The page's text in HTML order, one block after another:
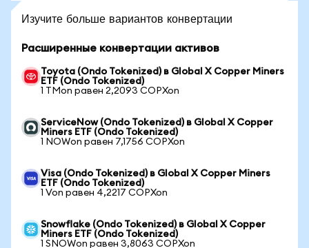
Изучите больше вариантов конвертации
Расширенные конвертации активов
Toyota (Ondo Tokenized) в Global X Copper Miners
ETF (Ondo Tokenized)
1 TMon равен 2,2093 COPXon
ServiceNow (Ondo Tokenized) в Global X Copper
Miners ETF (Ondo Tokenized)
1 NOWon равен 7,1756 COPXon
Visa (Ondo Tokenized) в Global X Copper Miners
ETF (Ondo Tokenized)
1 Von равен 4,2217 COPXon
Snowflake (Ondo Tokenized) в Global X Copper
Miners ETF (Ondo Tokenized)
1 SNOWon равен 3,8063 COPXon